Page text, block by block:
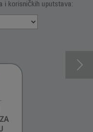
i korisničkih uputstava: